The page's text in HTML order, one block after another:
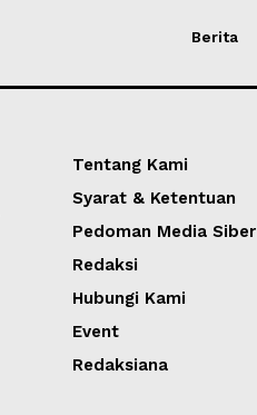
Berita
Tentang Kami
Syarat & Ketentuan
Pedoman Media Siber
Redaksi
Hubungi Kami
Event
Redaksiana